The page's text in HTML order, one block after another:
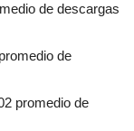
de descargas
de
promedio de